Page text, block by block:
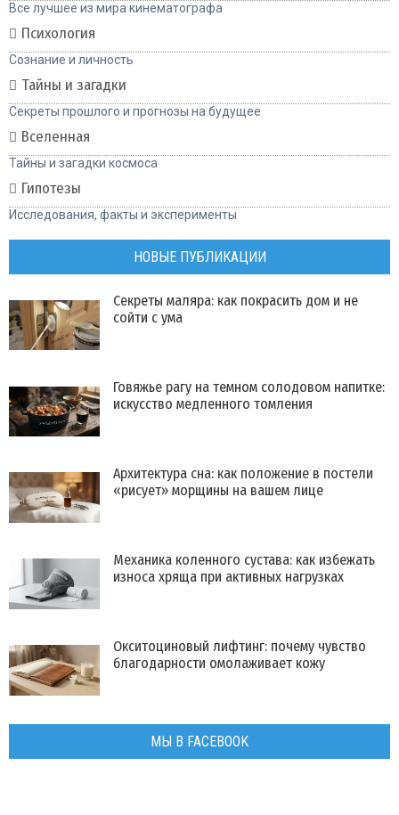
Все лучшее из мира кинематографа
Психология
Сознание и личность
Тайны и загадки
Секреты прошлого и прогнозы на будущее
Вселенная
Тайны и загадки космоса
Гипотезы
Исследования, факты и эксперименты
НОВЫЕ ПУБЛИКАЦИИ
Секреты маляра: как покрасить дом и не
сойти с ума
Говяжье рагу на темном солодовом напитке:
искусство медленного томления
Архитектура сна: как положение в постели
«рисует» морщины на вашем лице
Механика коленного сустава: как избежать
износа хряща при активных нагрузках
Окситоциновый лифтинг: почему чувство
благодарности омолаживает кожу
МЫ В FACEBOOK